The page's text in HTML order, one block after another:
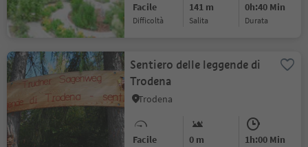
Facile
Difficoltà
141 m
Salita
0h:40 Min
durata
Sentiero delle leggende di
Trodena
Trodena
Facile 0 m 1h:00 Min